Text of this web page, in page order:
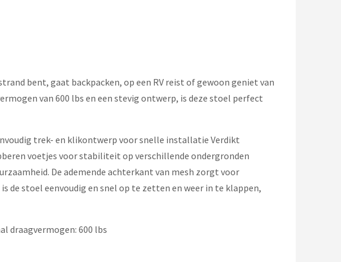
bent, gaat backpacken, op een RV reist of gewoon geniet van
van 600 lbs en een stevig ontwerp, is deze stoel perfect
trek- en klikontwerp voor snelle installatie Verdikt
voetjes voor stabiliteit op verschillende ondergronden
De ademende achterkant van mesh zorgt voor
stoel eenvoudig en snel op te zetten en weer in te klappen,
draagvermogen: 600 lbs